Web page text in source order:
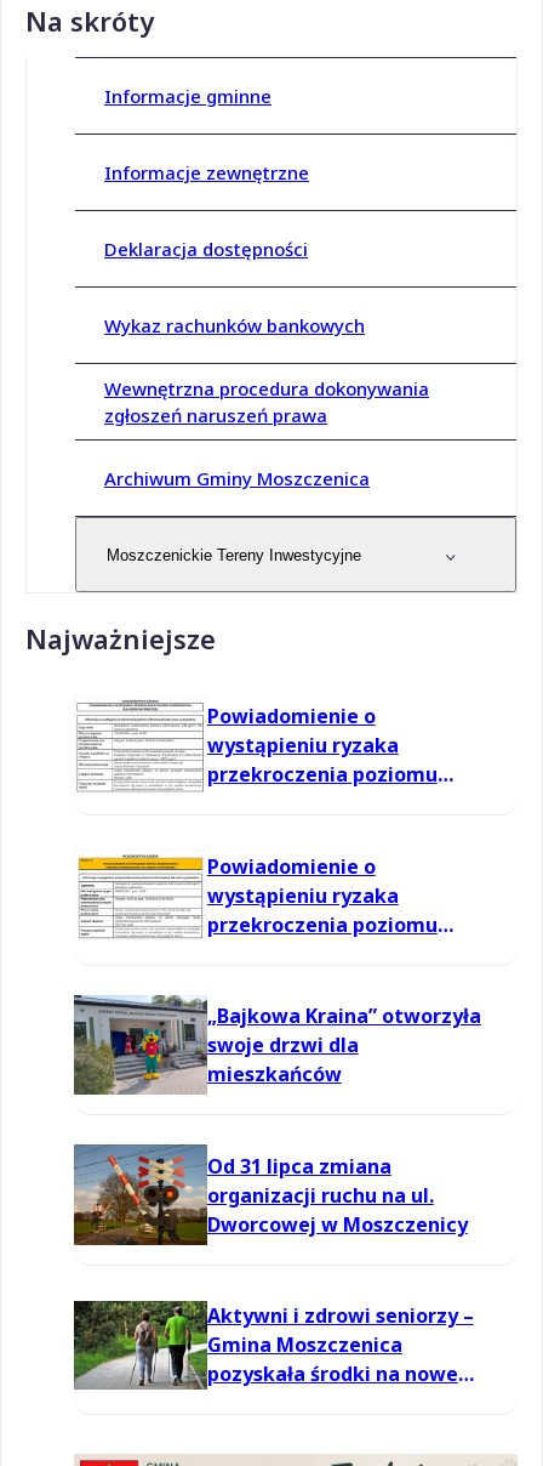
Na skróty
Informacje gminne
Informacje zewnętrzne
Deklaracja dostępności
Wykaz rachunków bankowych
Wewnętrzna procedura dokonywania
zgłoszeń naruszeń prawa
Archiwum Gminy Moszczenica
Moszczenickie Tereny Inwestycyjne
Najważniejsze
Powiadomienie o
wystąpieniu ryzaka
przekroczenia poziomu
Powiadomienie o
wystąpieniu ryzaka
przekroczenia poziomu
„Bajkowa Kraina” otworzyła
swoje drzwi dla
mieszkańców
Od 31 lipca zmiana
organizacji ruchu na ul.
Dworcowej w Moszczenicy
Aktywni i zdrowi seniorzy –
Gmina Moszczenica
pozyskała środki na nowe